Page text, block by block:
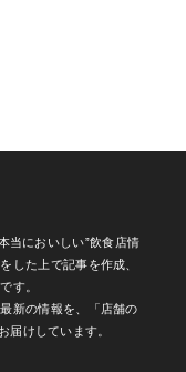
当においしい”飲食店情
した上で記事を作成、
す。
新の情報を、「店舗の
届けしています。